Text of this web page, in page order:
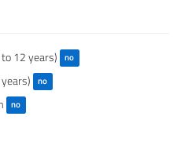
12 years) no
no
no